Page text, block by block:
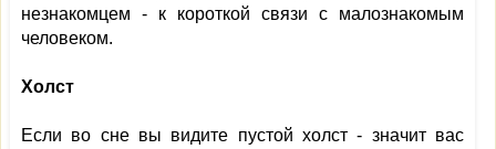
незнакомцем - к короткой связи с малознакомым
человеком.
Холст
Если во сне вы видите пустой холст - значит вас